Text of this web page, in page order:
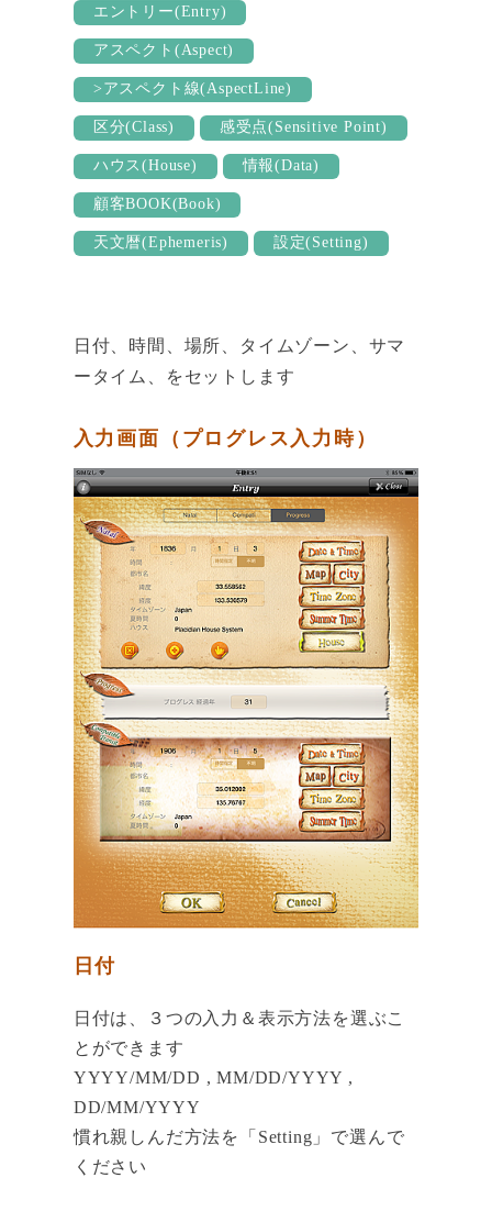
ok r
es
t
bl
r
エントリー(Entry)
アスペクト(Aspect)
>アスペクト線(AspectLine)
区分(Class) 感受点(Sensitive Point)
ハウス(House) 情報(Data)
顧客BOOK(Book)
天文暦(Ephemeris) 設定(Setting)
日付、時間、場所、タイムゾーン、サマ
ータイム、をセットします
入力画面（プログレス入力時）
日付
日付は、３つの入力＆表示方法を選ぶこ
とができます
YYYY/MM/DD , MM/DD/YYYY ,
DD/MM/YYYY
慣れ親しんだ方法を「Setting」で選んで
ください